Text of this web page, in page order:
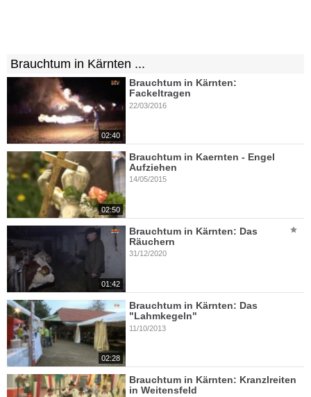
Brauchtum in Kärnten ...
02:40
Brauchtum in Kärnten:
Fackeltragen
22/03/2016
02:50
Brauchtum in Kaernten - Engel
Aufziehen
14/05/2015
01:42
Brauchtum in Kärnten: Das
Räuchern
31/12/2020
02:28
Brauchtum in Kärnten: Das
"Lahmkegeln"
11/10/2013
Brauchtum in Kärnten: Kranzlreiten
in Weitensfeld